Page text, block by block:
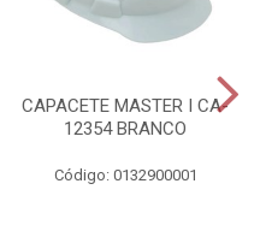
CAPACETE MASTER I CA-
12354 BRANCO
Código: 0132900001